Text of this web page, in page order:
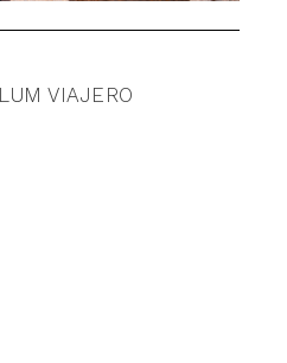
VIAJERO